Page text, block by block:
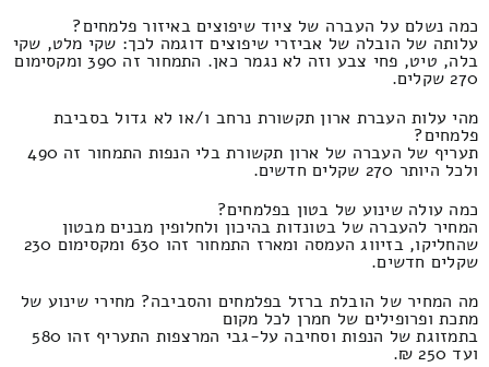
כמה נשלם על העברה של ציוד שיפוצים באיזור פלמחים?
עלותה של הובלה של אביזרי שיפוצים דוגמה לכך: שקי מלט, שקי
בלה, טיט, פחי צבע וזה לא נגמר כאן. התמחור זה 390 ומקסימום
270 שקלים.
מהי עלות העברת ארון תקשורת נרחב ו/או לא גדול בסביבת
פלמחים?
תעריף של העברה של ארון תקשורת בלי הנפות התמחור זה 490
ולכל היותר 270 שקלים חדשים.
כמה עולה שינוע של בטון בפלמחים?
המחיר להעברה של בטונדות בהיכון ולחלופין מבנים מבטון
שהחליקו, בזיווג העמסה ומארז התמחור זהו 630 ומקסימום 230
שקלים חדשים.
מה המחיר של הובלת ברזל בפלמחים והסביבה? מחירי שינוע של
מתכת ופרופילים של חמרן לכל מקום
בתמזוגת של הנפות וסחיבה על-גבי המרצפות התעריף זהו 580
ועד 250 ₪.